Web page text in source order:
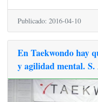
Publicado: 2016-04-10
En Taekwondo hay
y agilidad mental.